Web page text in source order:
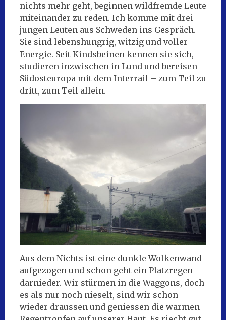
nichts mehr geht, beginnen wildfremde Leute
miteinander zu reden. Ich komme mit drei
jungen Leuten aus Schweden ins Gespräch.
Sie sind lebenshungrig, witzig und voller
Energie. Seit Kindsbeinen kennen sie sich,
studieren inzwischen in Lund und bereisen
Südosteuropa mit dem Interrail – zum Teil zu
dritt, zum Teil allein.
Aus dem Nichts ist eine dunkle Wolkenwand
aufgezogen und schon geht ein Platzregen
darnieder. Wir stürmen in die Waggons, doch
es als nur noch nieselt, sind wir schon
wieder draussen und geniessen die warmen